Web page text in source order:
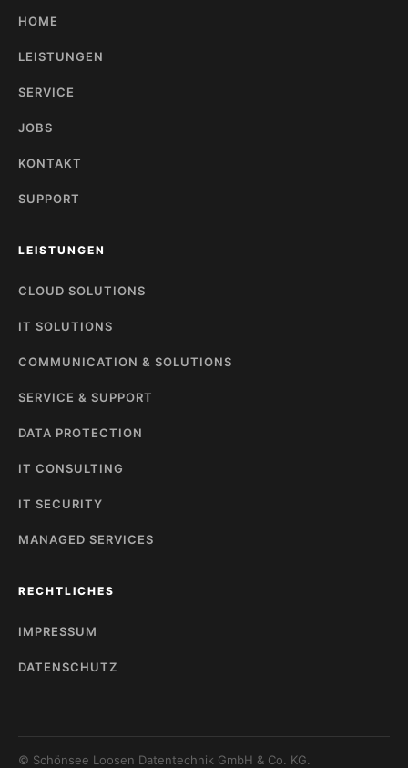
HOME
LEISTUNGEN
SERVICE
JOBS
KONTAKT
SUPPORT
LEISTUNGEN
CLOUD SOLUTIONS
IT SOLUTIONS
COMMUNICATION & SOLUTIONS
SERVICE & SUPPORT
DATA PROTECTION
IT CONSULTING
IT SECURITY
MANAGED SERVICES
RECHTLICHES
IMPRESSUM
DATENSCHUTZ
© Schönsee Loosen Datentechnik GmbH & Co. KG.